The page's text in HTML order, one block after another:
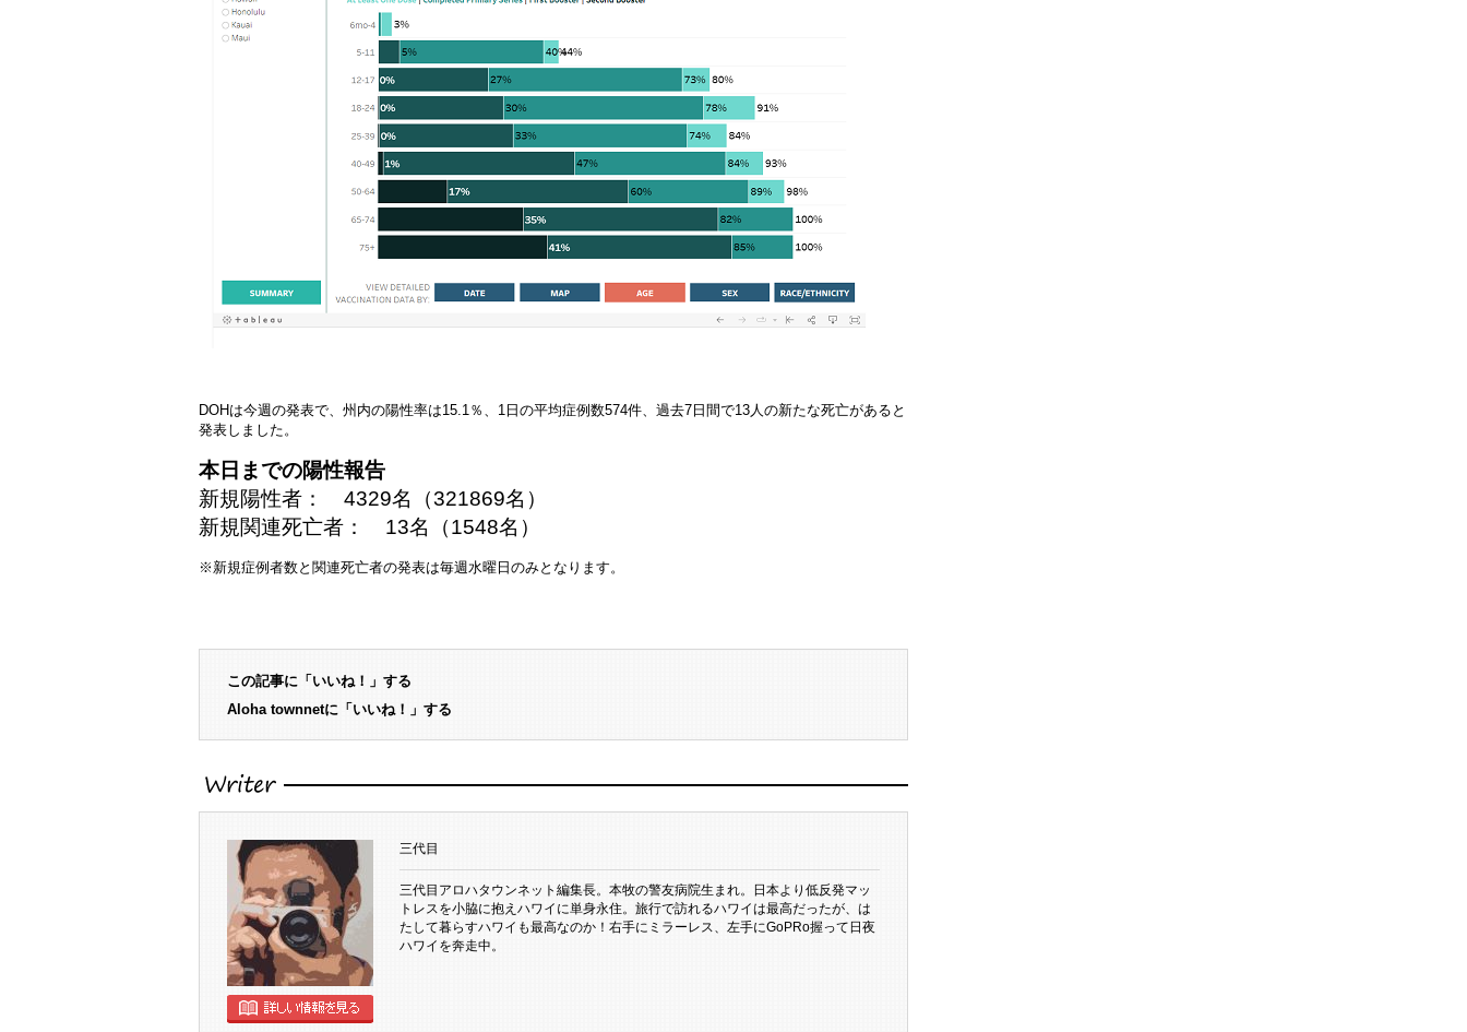
DOHは今週の発表で、州内の陽性率は15.1％、1日の平均症例数574件、過去7日間で13人の新たな死亡があると
発表しました。
本日までの陽性報告
新規陽性者： 4329名（321869名）
新規関連死亡者： 13名（1548名）
※新規症例者数と関連死亡者の発表は毎週水曜日のみとなります。
この記事に「いいね！」する
Aloha townnetに「いいね！」する
執筆者
三代目
三代目アロハタウンネット編集長。本牧の警友病院生まれ。日本より低反発マッ
トレスを小脇に抱えハワイに単身永住。旅行で訪れるハワイは最高だったが、は
たして暮らすハワイも最高なのか！右手にミラーレス、左手にGoPRo握って日夜
ハワイを奔走中。